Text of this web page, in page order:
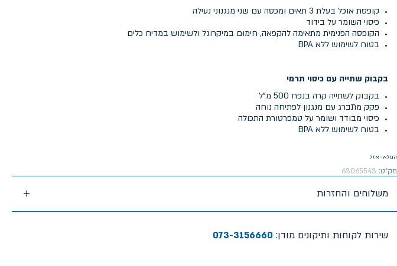
קופסת אוכל בעלת 3 תאים ומכסה עם שני מנגנוני נעילה
כיסוי השומר על בידוד
הקופסה הפנימית מתאימה להקפאה, חימום במיקרוגל ולשימוש במדיח כלים
בטוח לשימוש ללא BPA
בקבוק שתייה עם כיסוי תרמי
בקבוק לשתייה קרה בנפח 500 מ"ל
פקק מתברג עם מנגנון לפתיחה נוחה
כיסוי מבודד ושומר על טמפרטורת התכולה
בטוח לשימוש ללא BPA
המלאי אזל
מק"ט: 63065543
משלוחים והחזרות
שירות לקוחות ותיקונים מודן: 073-3156660